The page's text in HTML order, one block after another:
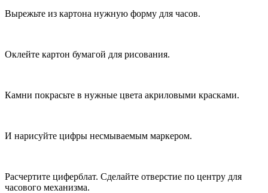
Вырежьте из картона нужную форму для часов.
Оклейте картон бумагой для рисования.
Камни покрасьте в нужные цвета акриловыми красками.
И нарисуйте цифры несмываемым маркером.
Расчертите циферблат. Сделайте отверстие по центру для
часового механизма.